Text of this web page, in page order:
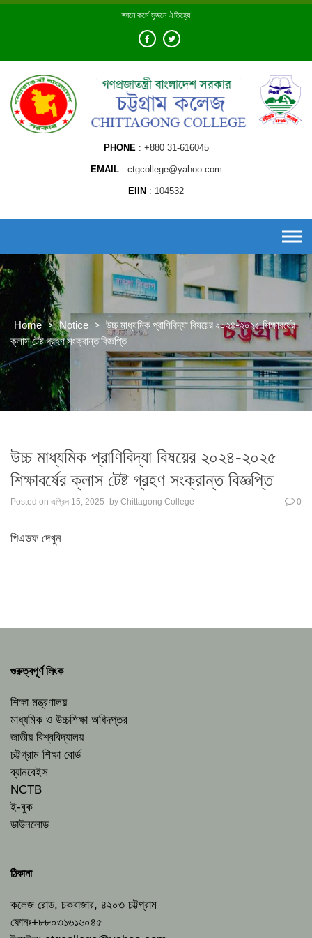
Skip
জ্ঞানে কর্মে সৃজনে ঐতিহ্যে
PHONE +880 31-616045
EMAIL ctgcollege@yahoo.com
EIIN 104532
Home > Notice > উচ্চ মাধ্যমিক প্রাণিবিদ্যা বিষয়ের ২০২৪-২০২৫ শিক্ষাবর্ষের
ক্লাস টেষ্ট গ্রহণ সংক্রান্ত বিজ্ঞপ্তি
উচ্চ মাধ্যমিক প্রাণিবিদ্যা বিষয়ের ২০২৪-২০২৫
শিক্ষাবর্ষের ক্লাস টেষ্ট গ্রহণ সংক্রান্ত বিজ্ঞপ্তি
Posted on এপ্রিল 15, 2025 by Chittagong College 0
পিএডফ দেখুন
গুরুত্বপূর্ণ লিংক
শিক্ষা মন্ত্রণালয়
মাধ্যমিক ও উচ্চশিক্ষা অধিদপ্তর
জাতীয় বিশ্ববিদ্যালয়
চট্টগ্রাম শিক্ষা বোর্ড
ব্যানবেইস
NCTB
ই-বুক
ডাউনলোড
ঠিকানা
কলেজ রোড, চকবাজার, ৪২০৩ চট্টগ্রাম
ফোনঃ+৮৮০৩১৬১৬০৪৫